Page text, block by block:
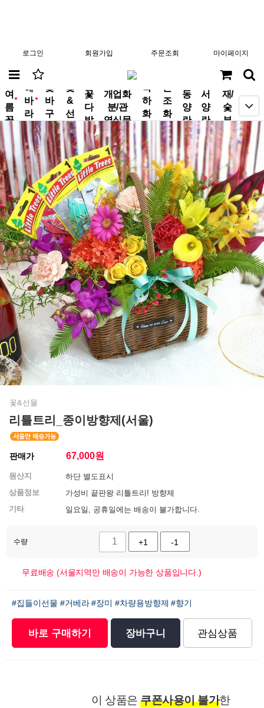
로그인 회원가입 주문조회 마이페이지
new
여
름
꽃
new
해
바
라
기
꽃
바
구
니
꽃
&
선
물
꽃
다
발
개업화
분/관
엽식물
축
하
화
환
근
조
화
환
동
양
란
서
양
란
분
재/
숯
부
작
꽃&선물
리틀트리_종이방향제(서울)
판매가 67,000원
원산지
하단 별도표시
상품정보
가성비 끝판왕 리틀트리! 방향제
기타
일요일, 공휴일에는 배송이 불가합니다.
수량 +1 -1
무료배송 (서울지역만 배송이 가능한 상품입니다.)
#집들이선물 #거베라 #장미 #차량용방향제 #향기
바로 구매하기 장바구니 관심상품
이 상품은 쿠폰사용이 불가한